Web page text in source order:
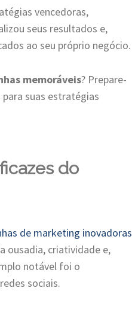
vencedoras,
seus resultados e,
ao seu próprio negócio.
memoráveis? Prepare-
suas estratégias
do
de marketing inovadoras
ousadia, criatividade e,
notável foi o
sociais.